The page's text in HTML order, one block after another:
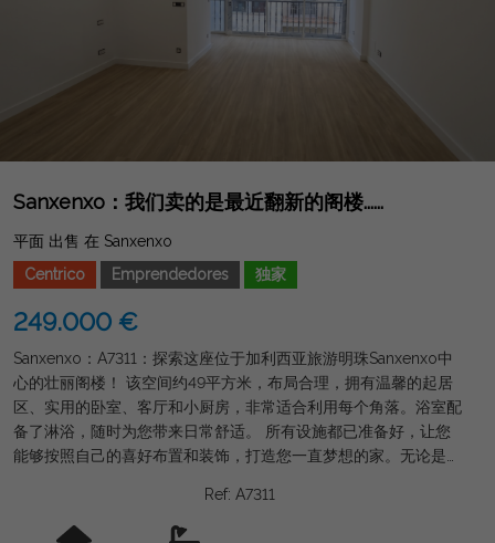
Sanxenxo：我们卖的是最近翻新的阁楼......
平面 出售 在 Sanxenxo
Centrico
Emprendedores 独家
249.000 €
Sanxenxo：A7311：探索这座位于加利西亚旅游明珠Sanxenxo中
心的壮丽阁楼！ 该空间约49平方米，布局合理，拥有温馨的起居
区、实用的卧室、客厅和小厨房，非常适合利用每个角落。浴室配
备了淋浴，随时为您带来日常舒适。 所有设施都已准备好，让您
能够按照自己的喜好布置和装饰，打造您一直梦想的家。无论是全
被海滩、文化和良好氛围包围的优越环境中，设计你的下一个生
活。我们正等待您帮助您的项目成为现实！ 由Grupo Gordon
Ref: A7311